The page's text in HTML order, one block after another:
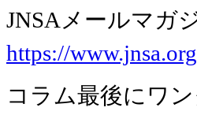
JNSAメールマガ
https://
コラム最後にワ